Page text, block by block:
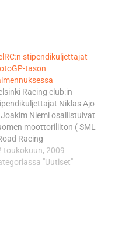
stipendikuljettajat
tason
Racing club:in
Niklas Ajo
Joakim Niemi osallistuivat
moottoriliiton ( SML
Racing
toiselle
toukokuun, 2009
"Uutiset"